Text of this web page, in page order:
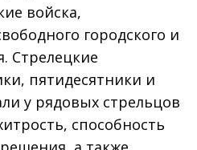
войска,
городского и
Стрелецкие
пятидесятники и
у рядовых стрельцов
способность